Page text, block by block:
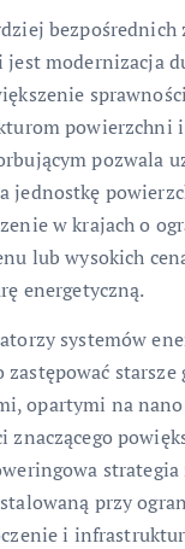
bezpośrednich
modernizacja
powierzchni
pozwala
jednostkę
w krajach o
lub wysokich
energetyczną.
systemów
starsze
opartymi na
znaczącego
strategia
przy
i